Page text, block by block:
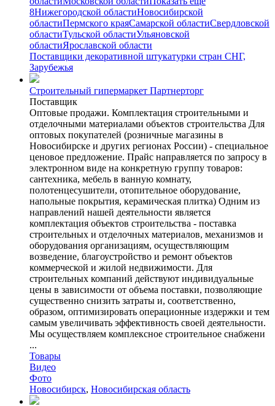
8Нижегородской областиНовосибирской
областиПермского краяСамарской областиСвердловской
областиТульской областиУльяновской
областиЯрославской области
Поставщики декоративной штукатурки стран СНГ,
Зарубежья
Строительный гипермаркет Партнерторг
Поставщик
Оптовые продажи. Комплектация строительными и
отделочными материалами объектов строительства Для
оптовых покупателей (розничные магазины в
Новосибирске и других регионах России) - специальное
ценовое предложение. Прайс направляется по запросу в
электронном виде на конкретную группу товаров:
сантехника, мебель в ванную комнату,
полотенцесушители, отопительное оборудование,
напольные покрытия, керамическая плитка) Одним из
направлений нашей деятельности является
комплектация объектов строительства - поставка
строительных и отделочных материалов, механизмов и
оборудования организациям, осуществляющим
возведение, благоустройство и ремонт объектов
коммерческой и жилой недвижимости. Для
строительных компаний действуют индивидуальные
цены в зависимости от объема поставки, позволяющие
существенно снизить затраты и, соответственно,
образом, оптимизировать операционные издержки и тем
самым увеличивать эффективность своей деятельности.
Мы осуществляем комплексное строительное снабжени
...
Товары
Видео
Фото
Новосибирск, Новосибирская область